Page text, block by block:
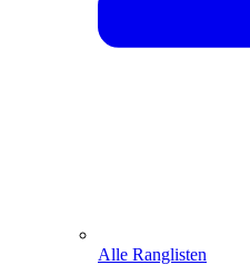
Alle Ranglisten